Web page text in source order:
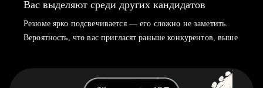
Вас выделяют среди других кандидатов
Резюме ярко подсвечивается — его сложно не заметить.
Вероятность, что вас пригласят раньше конкурентов, выше